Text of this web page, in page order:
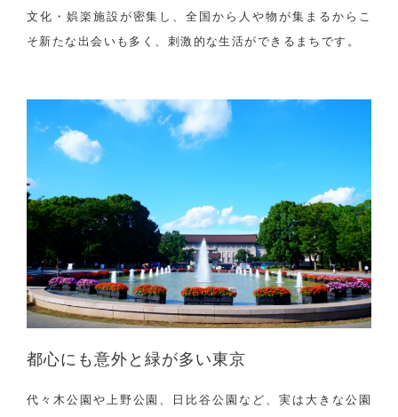
文化・娯楽施設が密集し、全国から人や物が集まるからこ
そ新たな出会いも多く、刺激的な生活ができるまちです。
都心にも意外と緑が多い東京
代々木公園や上野公園、日比谷公園など、実は大きな公園